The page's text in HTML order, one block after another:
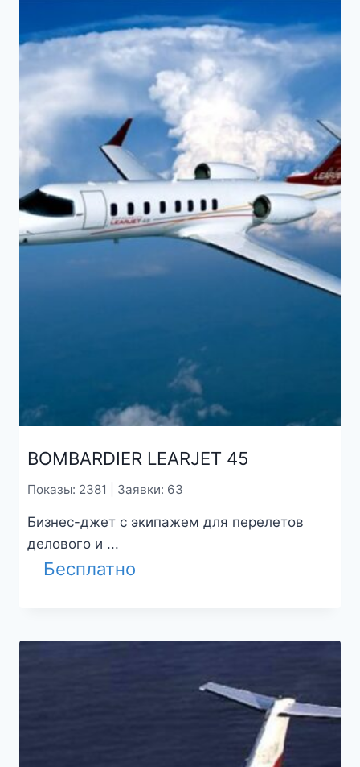
BOMBARDIER LEARJET 45
Показы: 2381 | Заявки: 63
Бизнес-джет с экипажем для перелетов
делового и ...
Бесплатно